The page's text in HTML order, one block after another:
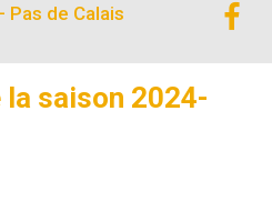
saison 2024-
Pas de Calais